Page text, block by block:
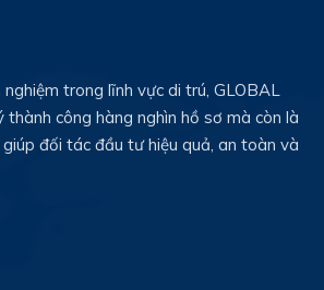
trong lĩnh vực di trú, GLOBAL
thành công hàng nghìn hồ sơ mà còn là
đối tác đầu tư hiệu quả, an toàn và